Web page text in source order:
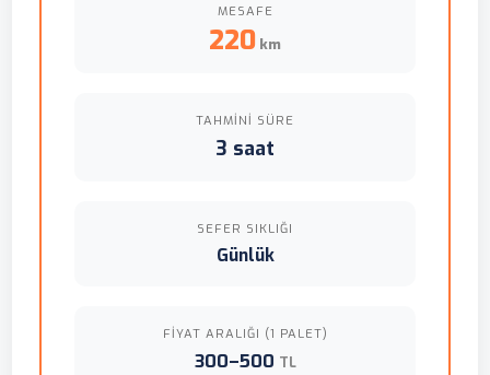
MESAFE
220 km
TAHMINI SÜRE
3 saat
SEFER SIKLIĞI
Günlük
FIYAT ARALIĞI (1 PALET)
300–500 TL